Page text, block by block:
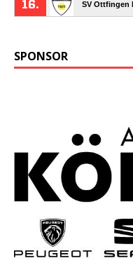
SPONSOR